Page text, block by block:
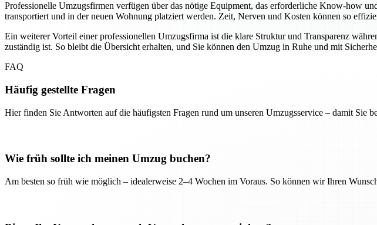
Professionelle Umzugsfirmen verfügen über das nötige Equipment, das erforderliche Know-how
transportiert und in der neuen Wohnung platziert werden. Zeit, Nerven und Kosten können so
Ein weiterer Vorteil einer professionellen Umzugsfirma ist die klare Struktur und Transparenz
zuständig ist. So bleibt die Übersicht erhalten, und Sie können den Umzug in Ruhe und mit
FAQ
Häufig gestellte Fragen
Hier finden Sie Antworten auf die häufigsten Fragen rund um unseren Umzugsservice – damit Sie
Wie früh sollte ich meinen Umzug buchen?
Am besten so früh wie möglich – idealerweise 2–4 Wochen im Voraus. So können wir Ihren